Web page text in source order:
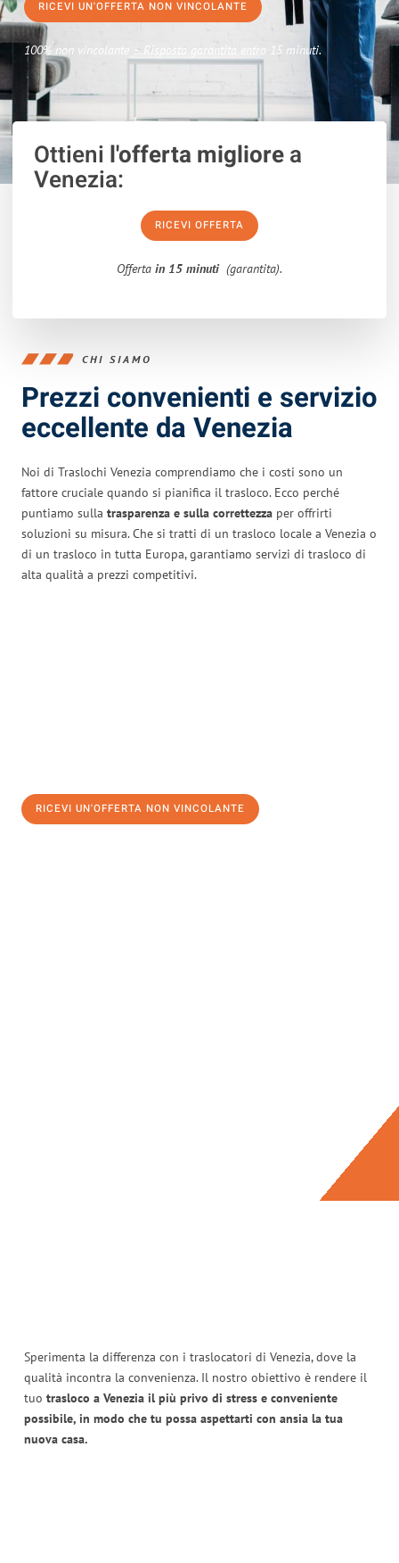
RICEVI UN'OFFERTA NON VINCOLANTE
100% non vincolante – Risposta garantita entro 15 minuti.
Ottieni l'offerta migliorea
Venezia:
RICEVI OFFERTA
Offerta in 15 minuti (garantita).
CHI SIAMO
Prezzi convenienti e servizio
eccellente da Venezia
Noi di Traslochi Venezia comprendiamo che i costi sono un
fattore cruciale quando si pianifica il trasloco. Ecco perché
puntiamo sulla trasparenza e sulla correttezza per offrirti
soluzioni su misura. Che si tratti di un trasloco locale a Venezia o
di un trasloco in tutta Europa, garantiamo servizi di trasloco di
alta qualità a prezzi competitivi.
RICEVI UN'OFFERTA NON VINCOLANTE
Sperimenta la differenza con i traslocatori di Venezia, dove la
qualità incontra la convenienza. Il nostro obiettivo è rendere il
tuo trasloco a Venezia il più privo di stress e conveniente
possibile, in modo che tu possa aspettarti con ansia la tua
nuova casa.